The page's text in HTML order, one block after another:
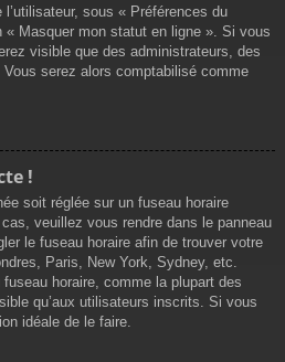
sous « Préférences du
« Masquer mon statut en ligne ». Si vous
visible que des administrateurs, des
serez alors comptabilisé comme
!
soit réglée sur un fuseau horaire
veuillez vous rendre dans le panneau
le fuseau horaire afin de trouver votre
Paris, New York, Sydney, etc.
horaire, comme la plupart des
qu’aux utilisateurs inscrits. Si vous
idéale de le faire.